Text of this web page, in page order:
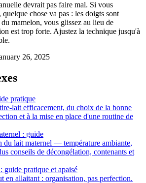
devrait pas faire mal. Si vous
quelque chose va pas : les doigts sont
mamelon, vous glissez au lieu de
est trop forte. Ajustez la technique jusqu'à
26, 2025
pratique
lait efficacement, du choix de la bonne
et à la mise en place d'une routine de
: guide
du lait maternel — température ambiante,
conseils de décongélation, contenants et
guide pratique et apaisé
en allaitant : organisation, pas perfection.